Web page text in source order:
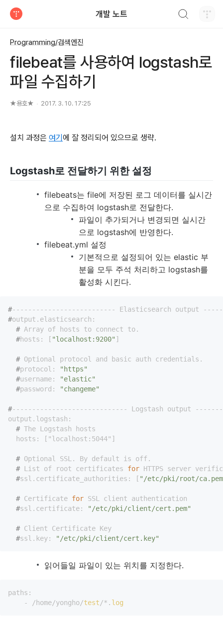
개발 노트
Programming/검색엔진
filebeat를 사용하여 logstash로
파일 수집하기
★용호★ 2017. 3. 10. 17:25
설치 과정은 여기에 잘 정리되어 있으므로 생략.
Logstash로 전달하기 위한 설정
filebeats는 file에 저장된 로그 데이터를 실시간
으로 수집하여 logstash로 전달한다.
파일이 추가되거나 변경되면 실시간
으로 logstash에 반영한다.
filebeat.yml 설정
기본적으로 설정되어 있는 elastic 부
분을 모두 주석 처리하고 logstash를
활성화 시킨다.
#-------------------------- Elasticsearch output
#output.elasticsearch:
  #
Array of hosts to connect to.
  #
hosts: [ "localhost:9200" ]
  #
Optional protocol and basic auth credentials.
  #
protocol:
"https"
  #
username:
"elastic"
  #
password: "changeme"
#----------------------------- Logstash output
  #
The Logstash hosts
  #
Optional SSL. By default is off.
  #
List of root certificates for HTTPS server
  #
ssl.certificate_authorities: [ "/etc/pki/root/
  #
Certificate for SSL client authentication
  #
ssl.certificate: "/etc/pki/client/cert.pem"
  #
Client Certificate Key
  #
ssl.key: "/etc/pki/client/cert.key"
읽어들일 파일이 있는 위치를 지정한다.
paths:
    - /home/yongho/
test/*. log